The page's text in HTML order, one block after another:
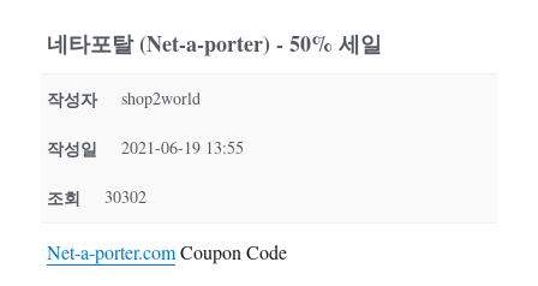
네타포탈 (Net-a-porter) - 50% 세일
작성자 shop2world
작성일 2021-06-19 13:55
조회 30302
Net-a-porter.comCoupon Code